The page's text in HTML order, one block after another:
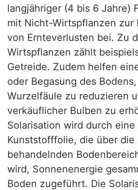
langjähriger (4 bis 6 Jahre)
mit Nicht-Wirtspflanzen zur
von Ernteverlusten bei. Zu
Wirtspflanzen zählt
Getreide. Zudem helfen
oder Begasung des
Wurzelfäule zu reduzieren
verkäuflicher Bulben zu
Solarisation wird durch
Kunststofffolie, die über die
behandelnden
wird, Sonnenenergie
Boden zugeführt. Die